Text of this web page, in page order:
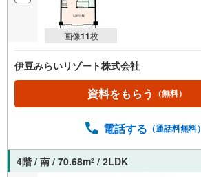
画像11枚
伊豆みらいリゾート株式会社
資料をもらう （無料）
電話する （通話料無料）
4階 / 南 / 70.68m2 / 2LDK